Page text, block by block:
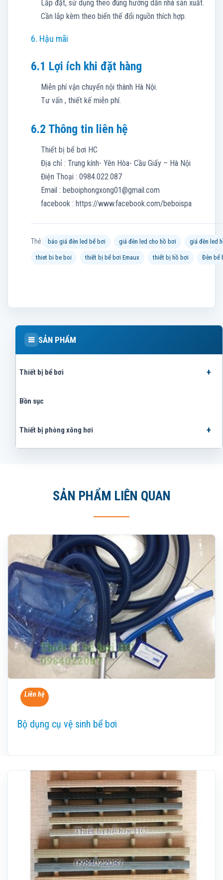
Lắp đặt, sử dụng theo đúng hướng dẫn nhà sản xuất.
Cần lắp kèm theo biến thế đổi nguồn thích hợp.
6. Hậu mãi
6.1 Lợi ích khi đặt hàng
Miễn phí vận chuyển nội thành Hà Nội.
Tư vấn , thiết kế miễn phí.
6.2 Thông tin liên hệ
Thiết bị bể bơi HC
Địa chỉ : Trung kính- Yên Hòa- Cầu Giấy – Hà Nội
Điện Thoại : 0984.022.087
Email : beboiphongxong01@gmail.com
facebook : https://www.facebook.com/beboispa
Thẻ: báo giá đèn led bể bơi giá đèn led cho hồ bơi giá đèn led
thiet bi be boi thiết bị bể bơi Emaux thiết bị hồ bơi Đèn bể
SẢN PHẨM
Thiết bị bể bơi
Bồn sục
Thiết bị phòng xông hơi
SẢN PHẨM LIÊN QUAN
Liên hệ
Bộ dụng cụ vệ sinh bể bơi